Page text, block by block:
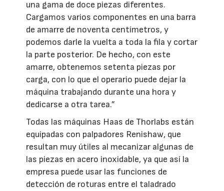
una gama de doce piezas diferentes.
Cargamos varios componentes en una barra
de amarre de noventa centímetros, y
podemos darle la vuelta a toda la fila y cortar
la parte posterior. De hecho, con este
amarre, obtenemos setenta piezas por
carga, con lo que el operario puede dejar la
máquina trabajando durante una hora y
dedicarse a otra tarea.”
Todas las máquinas Haas de Thorlabs están
equipadas con palpadores Renishaw, que
resultan muy útiles al mecanizar algunas de
las piezas en acero inoxidable, ya que así la
empresa puede usar las funciones de
detección de roturas entre el taladrado